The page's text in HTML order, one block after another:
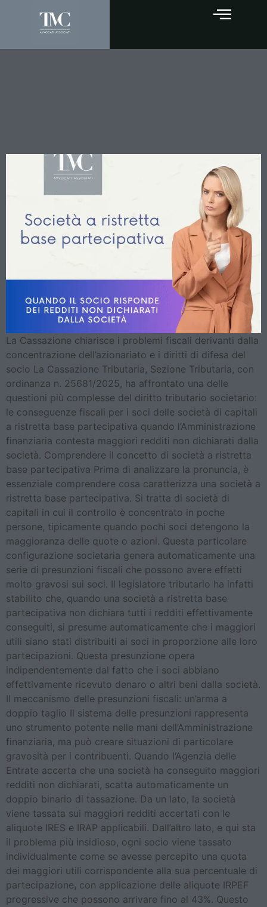
La Cassazione chiarisce i problemi fiscali derivanti dalla
concentrazione dell’azionariato e i diritti di difesa del
socio La Cassazione Tributaria, Sezione Tributaria, con
ordinanza n. 25681/2025, ha affrontato una delle
questioni più complesse del diritto tributario societario:
le conseguenze fiscali per i soci delle società di capitali
a ristretta base partecipativa quando l’Amministrazione
finanziaria contesta maggiori redditi non dichiarati dalla
società. Comprendere il concetto di società a ristretta
base partecipativa Prima di analizzare la pronuncia, è
essenziale comprendere cosa caratterizza una società a
ristretta base partecipativa. Si tratta di società di
capitali in cui il controllo è concentrato in poche
persone, tipicamente quando pochi soci detengono la
maggioranza delle quote o azioni. Questa particolare
configurazione societaria genera automaticamente una
serie di presunzioni fiscali che possono avere effetti
molto gravosi sui soci. Il legislatore tributario ha infatti
stabilito che, quando una società a ristretta base
partecipativa non dichiara tutti i redditi effettivamente
conseguiti, si presume automaticamente che i maggiori
utili siano stati distribuiti ai soci in proporzione alle loro
partecipazioni. Questa presunzione opera
indipendentemente dal fatto che i soci abbiano
effettivamente ricevuto denaro o altri beni dalla società.
Il meccanismo delle presunzioni fiscali: un’arma a
doppio taglio Il sistema delle presunzioni rappresenta
uno strumento potente nelle mani dell’Amministrazione
finanziaria, ma può creare situazioni di particolare
gravosità per i contribuenti. Quando l’Agenzia delle
Entrate accerta che una società ha conseguito maggiori
redditi non dichiarati, scatta automaticamente un
doppio binario di tassazione. Da un lato, la società
viene tassata sui maggiori redditi accertati con le
aliquote IRES e IRAP applicabili. Dall’altro lato, e qui sta
il problema più insidioso, ogni socio viene tassato
individualmente come se avesse percepito una quota
dei maggiori utili corrispondente alla sua percentuale di
partecipazione, con applicazione delle aliquote IRPEF
progressive che possono arrivare fino al 43%. Questo